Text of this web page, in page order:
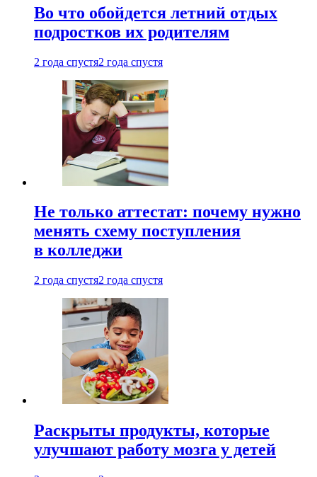
Во что обойдется летний отдых
подростков их родителям
2 года спустя2 года спустя
Не только аттестат: почему нужно
менять схему поступления
в колледжи
2 года спустя2 года спустя
Раскрыты продукты, которые
улучшают работу мозга у детей